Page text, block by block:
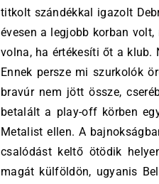
titkolt szándékkal igazolt
évesen a legjobb korban
volna, ha értékesíti őt a klub.
Ennek persze mi szurkolók
bravúr nem jött össze,
betalált a play-off körben
Metalist ellen. A
csalódást keltő ötödik
magát külföldön, ugyanis